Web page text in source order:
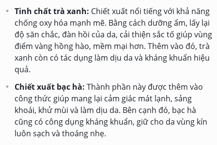
Tinh chất trà xanh: Chiết xuất nổi tiếng với khả năng
chống oxy hóa mạnh mẽ. Bằng cách dưỡng ẩm, lấy lại
độ săn chắc, đàn hồi của da, cải thiện sắc tố giúp vùng
điểm vàng hồng hào, mềm mại hơn. Thêm vào đó, trà
xanh còn có tác dụng làm dịu da và kháng khuẩn hiệu
quả.
Chiết xuất bạc hà: Thành phần này được thêm vào
công thức giúp mang lại cảm giác mát lạnh, sảng
khoái, khử mùi và làm dịu da. Bên cạnh đó, bạc hà
cũng có công dụng kháng khuẩn, giữ cho da vùng kín
luôn sạch và thoáng nhẹ.